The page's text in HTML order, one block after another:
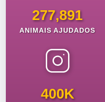
277,891
ANIMAIS AJUDADOS
400K